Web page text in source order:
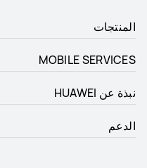
المنتجات
MOBILE SERVICES
نبذة عن HUAWEI
الدعم